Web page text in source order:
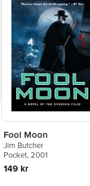
Fool Moon
Jim Butcher
Pocket, 2001
149 kr